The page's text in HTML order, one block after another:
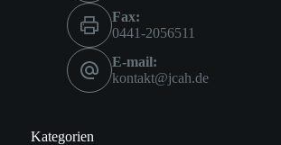
Fax:
0441-2056511
E-mail:
kontakt@jcah.de
Kategorien